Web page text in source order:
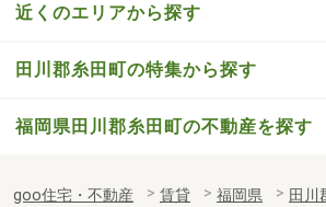
近くのエリアから探す
田川郡糸田町の特集から探す
福岡県田川郡糸田町の不動産を探す
goo住宅・不動産 賃貸 福岡県
田川